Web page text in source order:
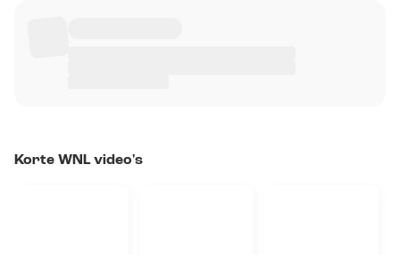
Korte WNL video's